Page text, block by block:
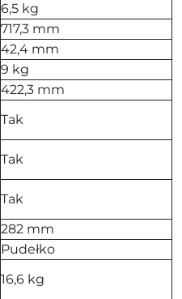
6,5 kg
717,3 mm
42,4 mm
9 kg
422,3 mm
Tak
Tak
Tak
282 mm
Pudełko
16,6 kg